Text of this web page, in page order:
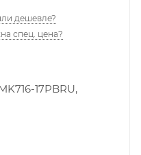
дешевле?
спец. цена?
17PBRU,